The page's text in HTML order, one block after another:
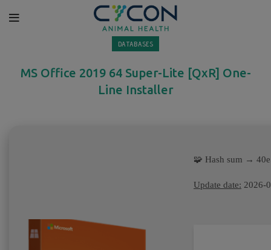
DATABASES
MS Office 2019 64 Super-Lite [QxR] One-
Line Installer
🧩 Hash sum →
Update date: 2026-